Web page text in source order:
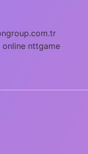
online nttgame